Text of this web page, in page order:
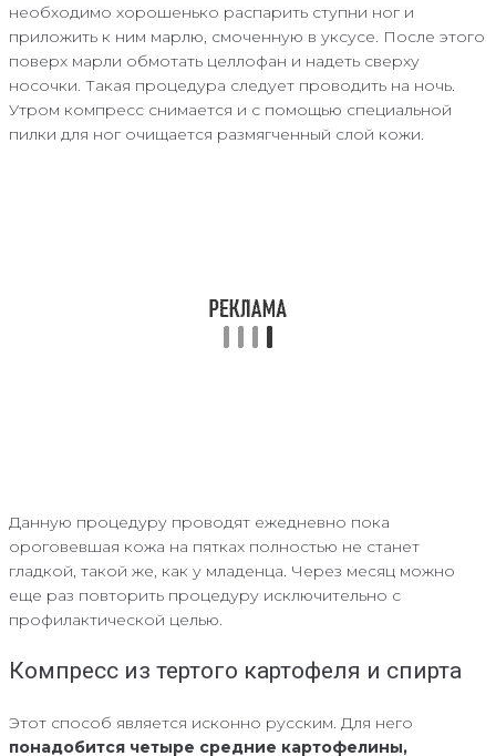
необходимо хорошенько распарить ступни ног и
приложить к ним марлю, смоченную в уксусе. После этого
поверх марли обмотать целлофан и надеть сверху
носочки. Такая процедура следует проводить на ночь.
Утром компресс снимается и с помощью специальной
пилки для ног очищается размягченный слой кожи.
Данную процедуру проводят ежедневно пока
ороговевшая кожа на пятках полностью не станет
гладкой, такой же, как у младенца. Через месяц можно
еще раз повторить процедуру исключительно с
профилактической целью.
Компресс из тертого картофеля и спирта
Этот способ является исконно русским. Для него
понадобится четыре средние картофелины,